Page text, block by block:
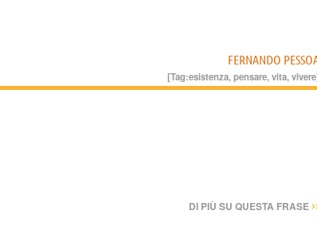
FERNANDO
[Tag:esistenza,pensare,vita,vivere
DI PIÙ SU QUESTA FRASE